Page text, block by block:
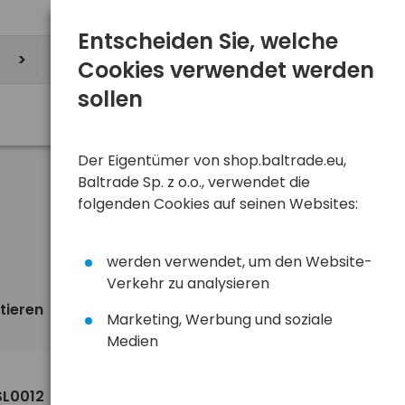
standardmäßig Ansicht
Entscheiden Sie, welche
Cookies verwendet werden
sollen
Der Eigentümer von shop.baltrade.eu,
Baltrade Sp. z o.o., verwendet die
folgenden Cookies auf seinen Websites:
werden verwendet, um den Website-
Verkehr zu analysieren
Marketing, Werbung und soziale
Medien